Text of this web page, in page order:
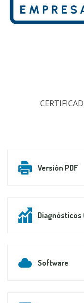
Versión PDF
Diagnósticos
Software